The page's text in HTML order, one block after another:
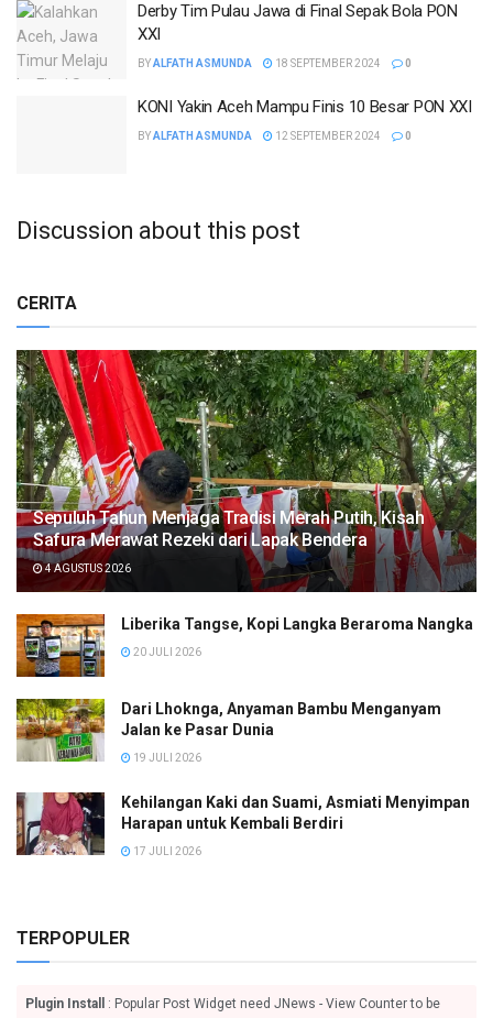
Derby Tim Pulau Jawa di Final Sepak Bola PON
XXI
BYALFATH ASMUNDA 18 SEPTEMBER 2024 0
KONI Yakin Aceh Mampu Finis 10 Besar PON XXI
BYALFATH ASMUNDA 12 SEPTEMBER 2024 0
Discussion about this post
CERITA
Sepuluh Tahun Menjaga Tradisi Merah Putih, Kisah
Safura Merawat Rezeki dari Lapak Bendera
4 AGUSTUS 2026
Liberika Tangse, Kopi Langka Beraroma Nangka
20 JULI 2026
Dari Lhoknga, Anyaman Bambu Menganyam
Jalan ke Pasar Dunia
19 JULI 2026
Kehilangan Kaki dan Suami, Asmiati Menyimpan
Harapan untuk Kembali Berdiri
17 JULI 2026
TERPOPULER
Plugin Install
: Popular Post Widget need JNews - View Counter to be